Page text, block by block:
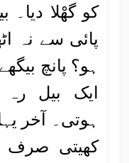
کو گھْلا دیا۔
پائی سے نہ
ہو؟ پانچ
ایک بیل رہ
ہوتی۔ آخر
کھیتی صرف